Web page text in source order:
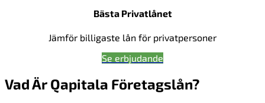
Bästa Privatlånet
Jämför billigaste lån för privatpersoner
Se erbjudande
Vad Är Qapitala Företagslån?